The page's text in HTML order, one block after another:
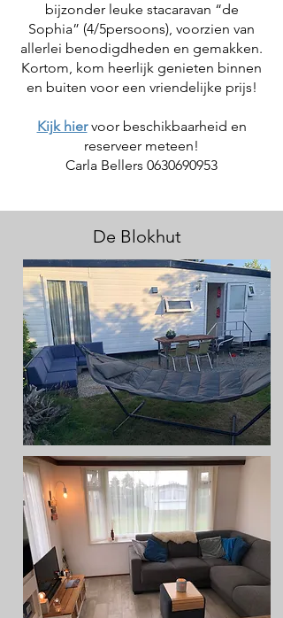
bijzonder leuke stacaravan “de
Sophia” (4/5persoons), voorzien van
allerlei benodigdheden en gemakken.
Kortom, kom heerlijk genieten binnen
en buiten voor een vriendelijke prijs!
Kijk hiervoor beschikbaarheid en
reserveer meteen!
Carla Bellers 0630690953
De Blokhut